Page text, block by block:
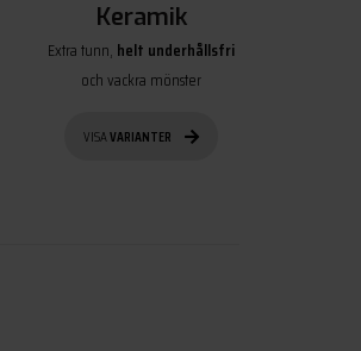
Keramik
Extra tunn, helt underhållsfri
och vackra mönster
VISAVARIANTER